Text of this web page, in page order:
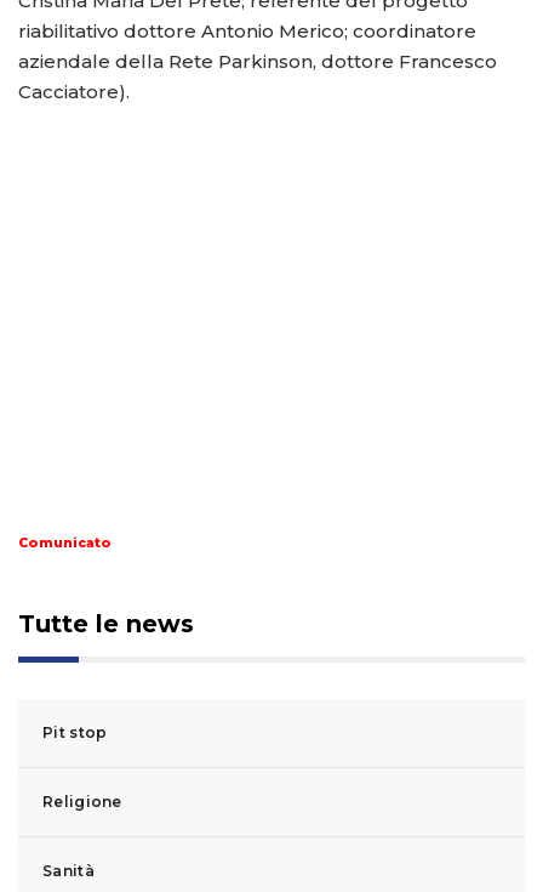
riabilitativo dottore Antonio Merico; coordinatore
aziendale della Rete Parkinson, dottore Francesco
Cacciatore).
Comunicato
Tutte le news
Pit stop
Religione
Sanità